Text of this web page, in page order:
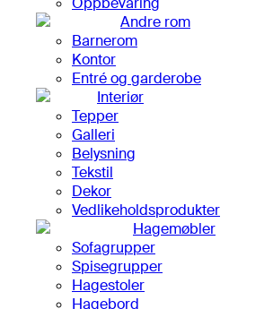
Andre rom
Barnerom
Kontor
Entré og garderobe
Interiør
Tepper
Galleri
Belysning
Tekstil
Dekor
Vedlikeholdsprodukter
Hagemøbler
Sofagrupper
Spisegrupper
Hagestoler
Hagebord